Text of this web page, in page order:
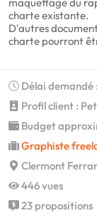
charte existante.
D'autres
charte pourront
Délai demandé
Profil client :
Budget
Graphiste
Clermont
446 vues
23 propositions